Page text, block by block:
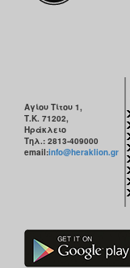
Αγίου Τίτου 1,
Τ.Κ. 71202,
Ηράκλειο
Τηλ.: 2813-409000
email:info@heraklion.gr